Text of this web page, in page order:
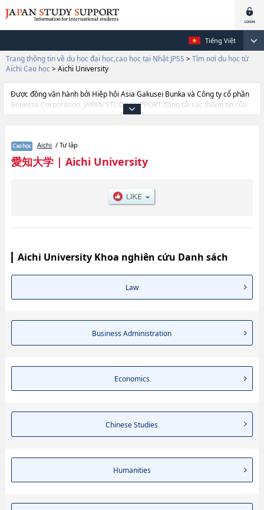
Tiếng Việt
Trang thông tin về du học đại học,cao học tại Nhật JPSS > Tìm nơi du học từ
Aichi Cao học > Aichi University
Được đồng vận hành bởi Hiệp hội Asia Gakusei Bunka và Công ty cổ phần
Benesse Corporation, JAPAN STUDY SUPPORT đăng tải các thông tin của
khoảng 1.300 trường đại học, cao học, trường đại học ngắn hạn, trường
thiết dành cho du học sinh, như là về các LawhoặcBusiness
AdministrationhoặcEconomicshoặcChinese
StudieshoặcHumanitieshoặcGrauate school of International
nghiên cứu, thông tin liên quan đến thi tuyển như số lượng tuyển sinh, số
lượng trúng tuyển, cở sở trang thiết bị, hướng dẫn địa điểm v.v...
Aichi / Tư lập
愛知大学| Aichi University
Aichi University Khoa nghiên cứu Danh sách
Law
Business Administration
Economics
Chinese Studies
Humanities